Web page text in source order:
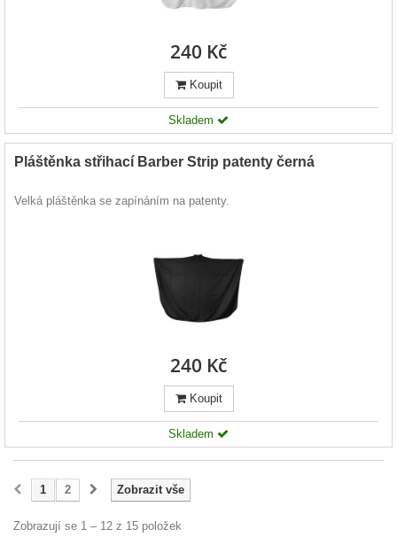
240 Kč
Koupit
Skladem
Pláštěnka střihací Barber Strip patenty černá
Velká pláštěnka se zapínáním na patenty.
240 Kč
Koupit
Skladem
Zobrazit vše
1 2
Zobrazují se 1 – 12 z 15 položek